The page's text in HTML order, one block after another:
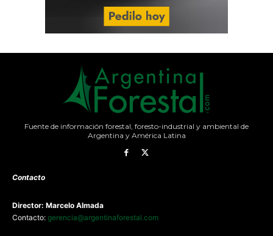
Fuente de información forestal, foresto-industrial y ambiental de
Argentina y América Latina
Contacto
Director: Marcelo Almada
Contacto: gerencia@argentinaforestal.com